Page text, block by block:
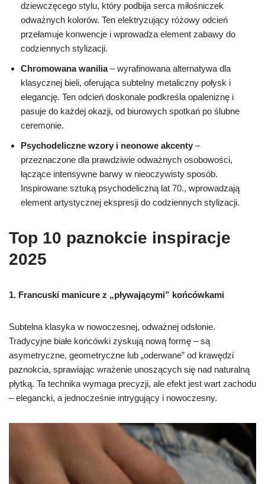
dziewczęcego stylu, który podbija serca miłośniczek
odważnych kolorów. Ten elektryzujący różowy odcień
przełamuje konwencje i wprowadza element zabawy do
codziennych stylizacji.
Chromowana wanilia– wyrafinowana alternatywa dla
klasycznej bieli, oferująca subtelny metaliczny połysk i
elegancję. Ten odcień doskonale podkreśla opaleniznę i
pasuje do każdej okazji, od biurowych spotkań po ślubne
ceremonie.
Psychodeliczne wzory i neonowe akcenty –
przeznaczone dla prawdziwie odważnych osobowości,
łączące intensywne barwy w nieoczywisty sposób.
Inspirowane sztuką psychodeliczną lat 70., wprowadzają
element artystycznej ekspresji do codziennych stylizacji.
Top 10 paznokcie inspiracje
2025
1. Francuski manicure z „pływającymi” końcówkami
Subtelna klasyka w nowoczesnej, odważnej odsłonie.
Tradycyjne białe końcówki zyskują nową formę – są
asymetryczne, geometryczne lub „oderwane” od krawędzi
paznokcia, sprawiając wrażenie unoszących się nad naturalną
płytką. Ta technika wymaga precyzji, ale efekt jest wart zachodu
– elegancki, a jednocześnie intrygujący i nowoczesny.